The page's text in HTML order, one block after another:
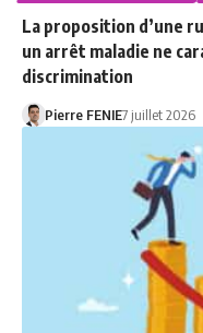
La proposition d’une
un arrêt maladie ne
discrimination
Pierre FENIE7 juillet 2026